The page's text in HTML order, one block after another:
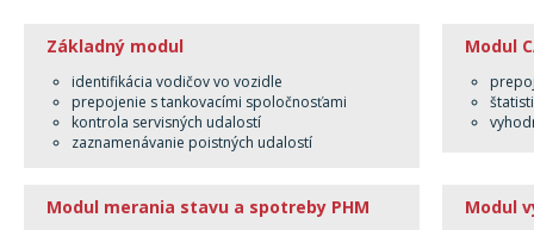
Základný modul
identifikácia vodičov vo vozidle
prepojenie s tankovacími spoločnosťami
kontrola servisných udalostí
zaznamenávanie poistných udalostí
Modul
Modul merania stavu a spotreby PHM Modul